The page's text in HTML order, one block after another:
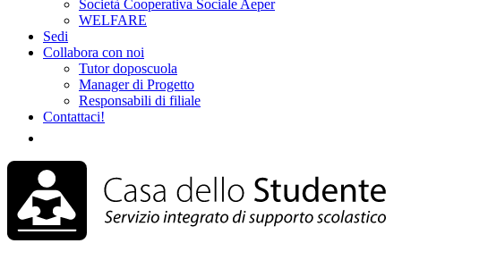
Società Cooperativa Sociale Aeper
WELFARE
Sedi
Collabora con noi
Tutor doposcuola
Manager di Progetto
Responsabili di filiale
Contattaci!